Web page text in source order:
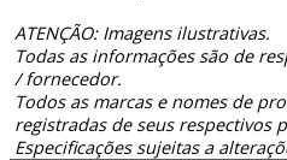
ATENÇÃO: Imagens ilustrativas.
Todas as informações são de
/ fornecedor.
Todos as marcas e nomes de
registradas de seus respectivos
Especificações sujeitas a